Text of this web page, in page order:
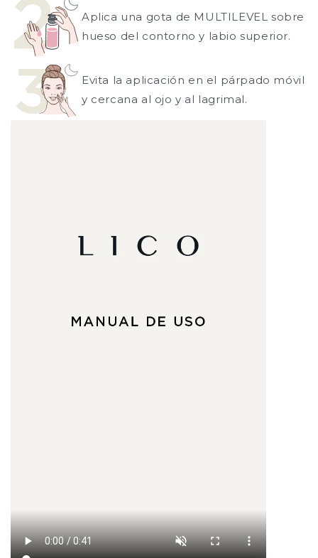
Aplica una gota de MULTILEVEL sobre
hueso del contorno y labio superior.
Evita la aplicación en el párpado móvil
y cercana al ojo y al lagrimal.